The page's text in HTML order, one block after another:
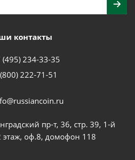
контакты
(495) 234-33-35
222-71-51
пр-т, 36, стр. 39, 1-й
этаж, оф.8, домофон 118